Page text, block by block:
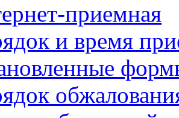
приемная
и время